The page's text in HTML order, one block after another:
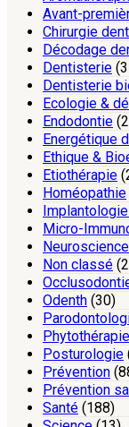
Avant-
Chirurgie
Décodage
Dentisterie
Dentisterie
Ecologie &
Endodontie
Energétique
Ethique &
Etiothérapie
Homéopathie
Micro-
Non classé
Odenth (30)
Phytothérapie
Posturologie
Prévention
Prévention
Santé (188)